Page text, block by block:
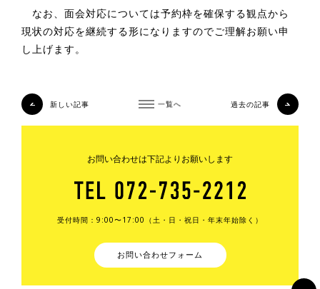
なお、面会対応については予約枠を確保する観点から
現状の対応を継続する形になりますのでご理解お願い申
し上げます。
一覧へ
新しい記事 過去の記事
お問い合わせは下記よりお願いします
受付時間：9:00〜17:00（土・日・祝日・年末年始除く）
お問い合わせフォーム